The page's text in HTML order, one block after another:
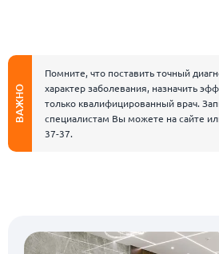
ВАЖНО
Помните, что поставить точный
характер заболевания, назначить
только квалифицированный врач.
специалистам Вы можете на сайте
37-37.